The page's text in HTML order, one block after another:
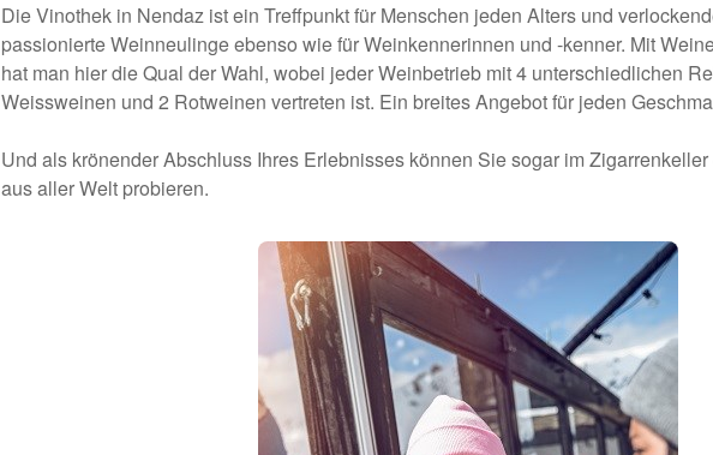
Die Vinothek in Nendaz ist ein Treffpunkt für Menschen jeden Alters und
passionierte Weinneulinge ebenso wie für Weinkennerinnen und -kenner. Mit
hat man hier die Qual der Wahl, wobei jeder Weinbetrieb mit 4 unterschiedlichen
Weissweinen und 2 Rotweinen vertreten ist. Ein breites Angebot für jeden
Und als krönender Abschluss Ihres Erlebnisses können Sie sogar im
aus aller Welt probieren.